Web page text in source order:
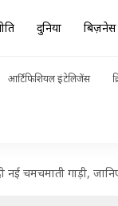
दुनिया बिज़नेस
आर्टिफिशियल इंटेलिजेंस
नई चमचमाती गाड़ी,